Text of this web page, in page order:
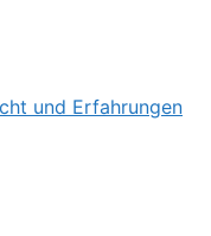
und Erfahrungen